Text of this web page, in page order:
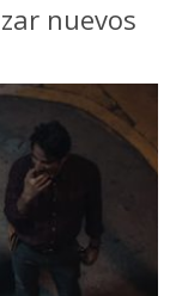
nuevos